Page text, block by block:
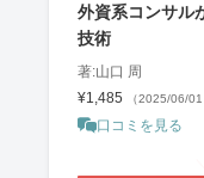
外資系コンサル
技術
著:山口 周
¥1,485
（2025/06/
口コミを見る